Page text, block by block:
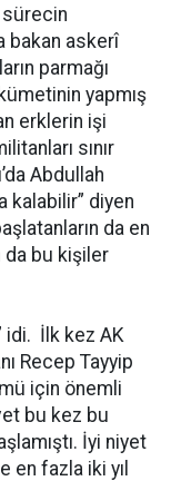
sürecin
bakan askerî
parmağı
yapmış
erklerin işi
sınır
Abdullah
kalabilir” diyen
da en
da bu kişiler
idi. İlk kez AK
Recep Tayyip
için önemli
bu kez bu
İyi niyet
fazla iki yıl